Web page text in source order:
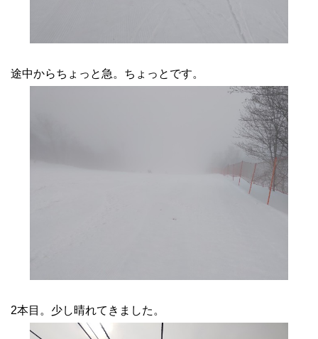
途中からちょっと急。ちょっとです。
2本目。少し晴れてきました。